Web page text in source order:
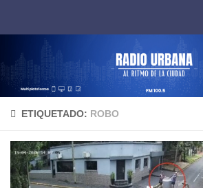
ETIQUETADO: ROBO